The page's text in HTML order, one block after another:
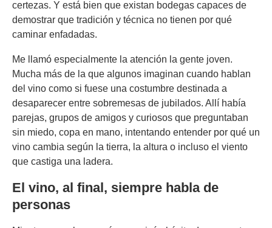
certezas. Y está bien que existan bodegas capaces de
demostrar que tradición y técnica no tienen por qué
caminar enfadadas.
Me llamó especialmente la atención la gente joven.
Mucha más de la que algunos imaginan cuando hablan
del vino como si fuese una costumbre destinada a
desaparecer entre sobremesas de jubilados. Allí había
parejas, grupos de amigos y curiosos que preguntaban
sin miedo, copa en mano, intentando entender por qué un
vino cambia según la tierra, la altura o incluso el viento
que castiga una ladera.
El vino, al final, siempre habla de
personas